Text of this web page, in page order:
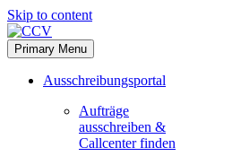
Skip to content
Primary Menu
Ausschreibungsportal
Aufträge
ausschreiben &
Callcenter finden